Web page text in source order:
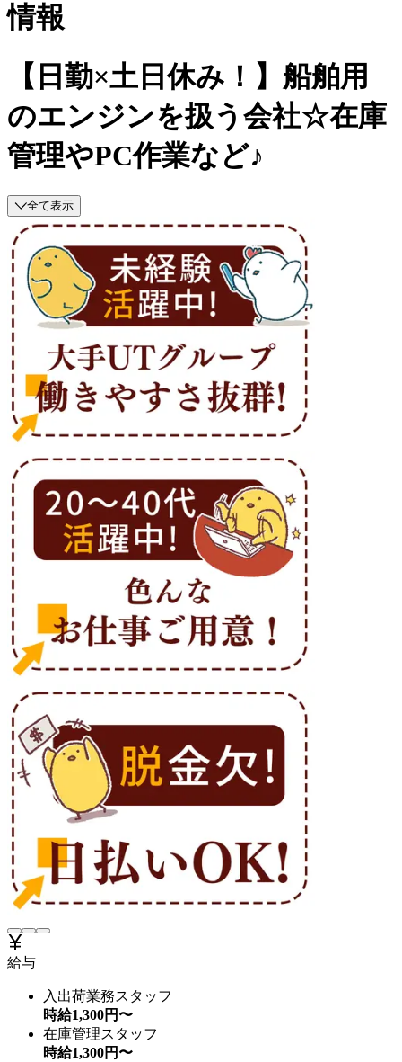
情報
【日勤×土日休み！】船舶用
のエンジンを扱う会社☆在庫
管理やPC作業など♪
全て表示
給与
入出荷業務スタッフ
時給1,300円〜
在庫管理スタッフ
時給1,300円〜